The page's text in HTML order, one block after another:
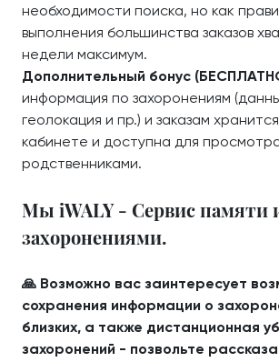
необходимости поиска, но как
выполнения большинства заказов
недели максимум.
Дополнительный бонус
информация по захоронениям
геолокация и пр.) и заказам
кабинете и доступна для
родственниками.
Мы iWALY - Сервис памяти
захоронениями.
🙏 Возможно вас заинтересует
сохранения информации о
близких, а также дистанционная
захоронений - позвольте